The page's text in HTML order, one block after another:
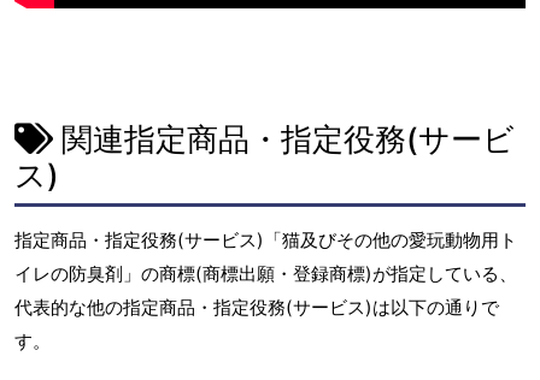
関連指定商品・指定役務(サービ
ス)
指定商品・指定役務(サービス)「猫及びその他の愛玩動物用ト
イレの防臭剤」の商標(商標出願・登録商標)が指定している、
代表的な他の指定商品・指定役務(サービス)は以下の通りで
す。